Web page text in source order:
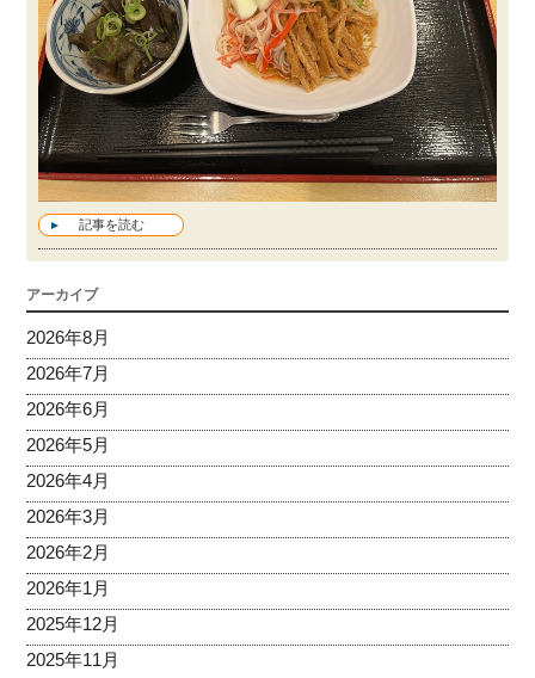
記事を読む
アーカイブ
2026年8月
2026年7月
2026年6月
2026年5月
2026年4月
2026年3月
2026年2月
2026年1月
2025年12月
2025年11月